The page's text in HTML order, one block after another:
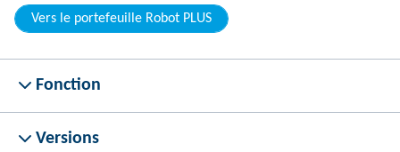
Vers le portefeuille Robot PLUS
Fonction
Versions